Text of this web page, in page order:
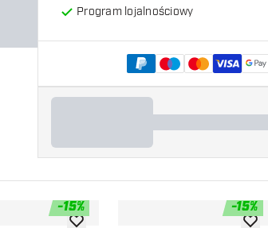
Program lojalnościowy
-15% -15%